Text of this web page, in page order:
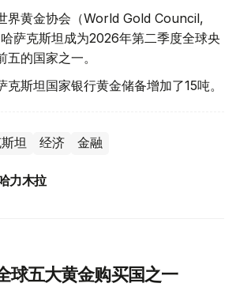
界黄金协会（World Gold Council,
萨克斯坦成为2026年第二季度全球央
的国家之一。
斯坦国家银行黄金储备增加了15吨。
坦 经济 金融
力木拉
球五大黄金购买国之一